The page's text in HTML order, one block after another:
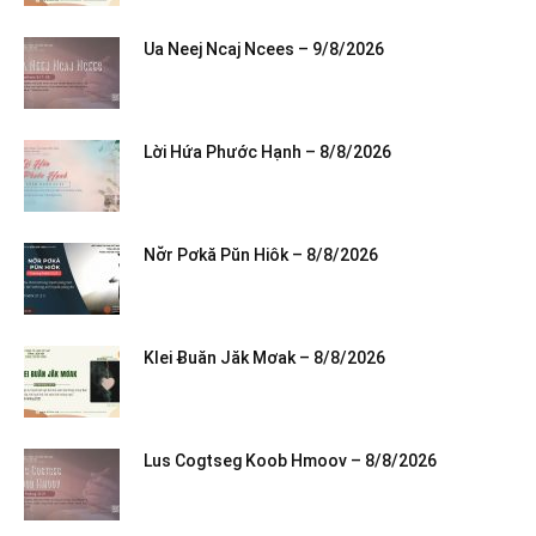
Ua Neej Ncaj Ncees – 9/8/2026
Lời Hứa Phước Hạnh – 8/8/2026
Nơ̆r Pơkă Pŭn Hiôk – 8/8/2026
Klei Ƀuăn Jăk Mơak – 8/8/2026
Lus Cogtseg Koob Hmoov – 8/8/2026